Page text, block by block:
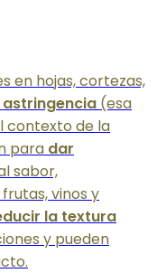
en hojas, cortezas,
astringencia (esa
contexto de la
para dar
sabor,
vinos y
la textura
y pueden